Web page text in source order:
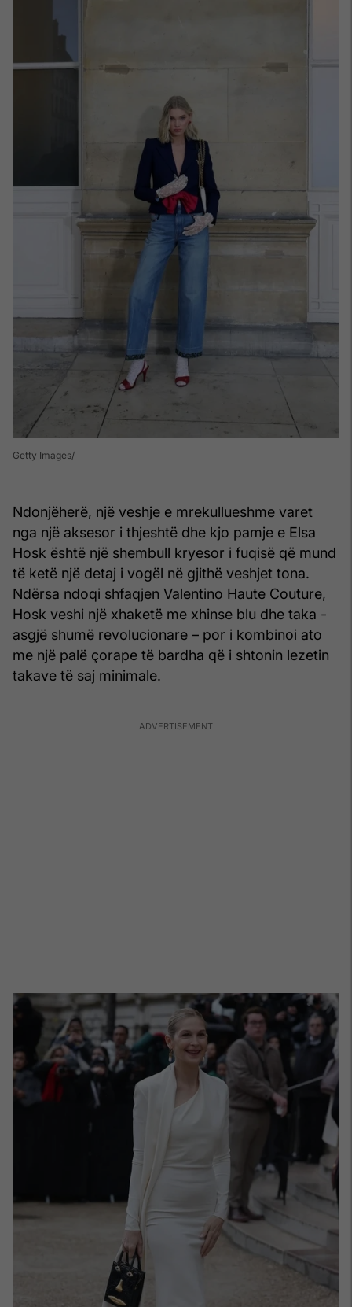
Getty Images
Ndonjëherë, një veshje e mrekullueshme varet
nga një aksesor i thjeshtë dhe kjo pamje e Elsa
Hosk është një shembull kryesor i fuqisë që mund
të ketë një detaj i vogël në gjithë veshjet tona.
Ndërsa ndoqi shfaqjen Valentino Haute Couture,
Hosk veshi një xhaketë me xhinse blu dhe taka -
asgjë shumë revolucionare – por i kombinoi ato
me një palë çorape të bardha që i shtonin lezetin
takave të saj minimale.